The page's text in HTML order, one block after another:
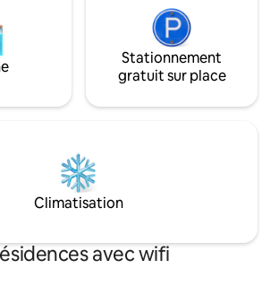
Stationnement
gratuit sur place
Climatisation
avec wifi